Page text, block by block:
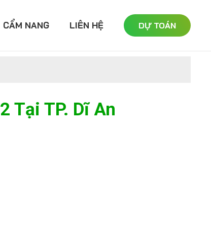
CẨM NANG LIÊN HỆ DỰ TOÁN
Tại TP. Dĩ An